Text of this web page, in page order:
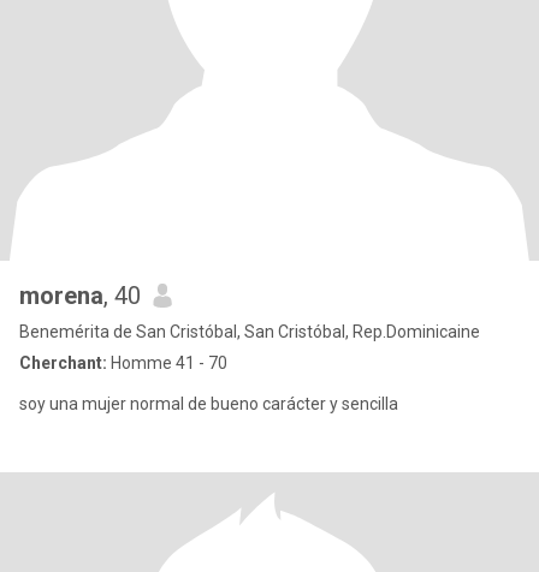
morena, 40
Benemérita de San Cristóbal, San Cristóbal, Rep.Dominicaine
Cherchant: Homme 41 - 70
soy una mujer normal de bueno carácter y sencilla